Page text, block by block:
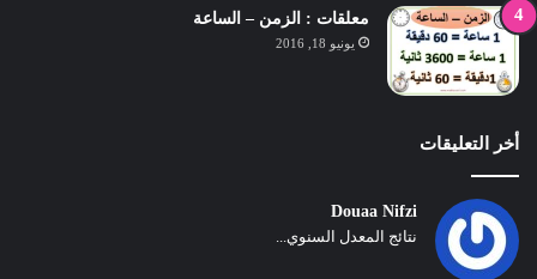
معلقات : الزمن – الساعة
يونيو 18, 2016
أخر التعليقات
Douaa Nifzi
نتائج المعدل السنوي...